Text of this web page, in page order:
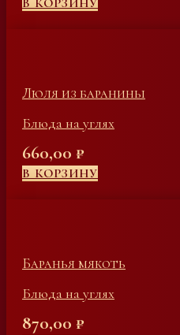
В КОРЗИНУ
Люля из баранины
Блюда на углях
660,00 ₽
В КОРЗИНУ
Баранья мякоть
Блюда на углях
870,00 ₽